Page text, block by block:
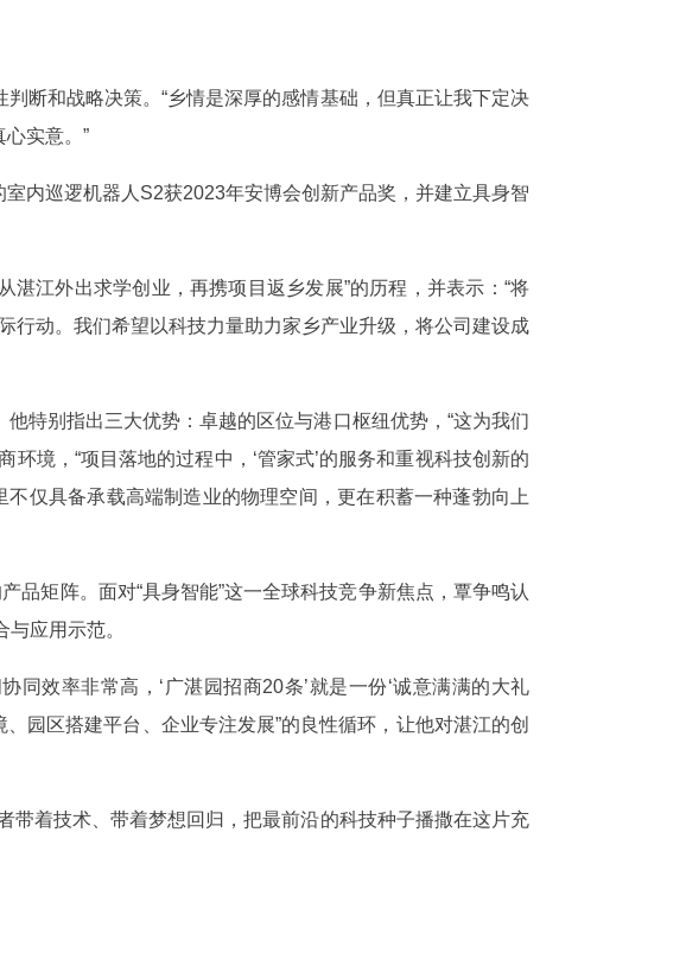
断和战略决策。“乡情是深厚的感情基础，但真正让我下定决
实意。”
内巡逻机器人S2获2023年安博会创新产品奖，并建立具身智
湛江外出求学创业，再携项目返乡发展”的历程，并表示：“将
行动。我们希望以科技力量助力家乡产业升级，将公司建设成
特别指出三大优势：卓越的区位与港口枢纽优势，“这为我们
境，“项目落地的过程中，‘管家式’的服务和重视科技创新的
仅具备承载高端制造业的物理空间，更在积蓄一种蓬勃向上
品矩阵。面对“具身智能”这一全球科技竞争新焦点，覃争鸣认
应用示范。
同效率非常高，‘广湛园招商20条’就是一份‘诚意满满的大礼
园区搭建平台、企业专注发展”的良性循环，让他对湛江的创
带着技术、带着梦想回归，把最前沿的科技种子播撒在这片充